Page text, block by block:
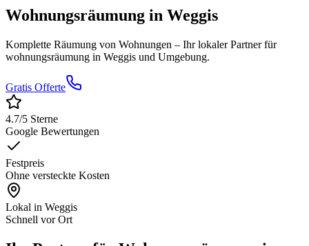
Wohnungsräumung in Weggis
Komplette Räumung von Wohnungen – Ihr lokaler Partner für
wohnungsräumung in Weggis und Umgebung.
Gratis Offerte
4.7/5 Sterne
Google Bewertungen
Festpreis
Ohne versteckte Kosten
Lokal in Weggis
Schnell vor Ort